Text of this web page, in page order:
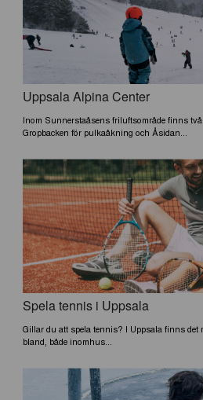
Uppsala Alpina Center
Inom Sunnerstaåsens friluftsområde finns
Gropbacken för pulkaåkning och Åsidan...
Spela tennis i Uppsala
Gillar du att spela tennis? I Uppsala finns
bland, både inomhus...